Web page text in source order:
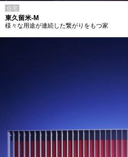
住宅
東久留米-M
様々な用途が連続した繋がりをもつ家